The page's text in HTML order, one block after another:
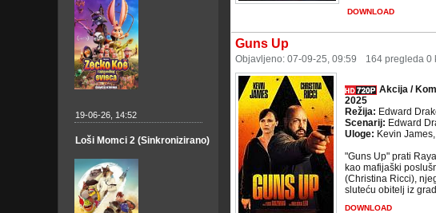
DOWNLOAD
Guns Up
Objavljeno: 07-09-25, 09:59 164 pregleda 0
Akcija /
2025
Režija: Edward
Scenarij: Edward
Uloge: Kevin
"Guns Up" prati
kao mafijaški
(Christina Ricci),
sluteću obitelj iz
DOWNLOAD
19-06-26, 14:52
Loši Momci 2 (Sinkronizirano)